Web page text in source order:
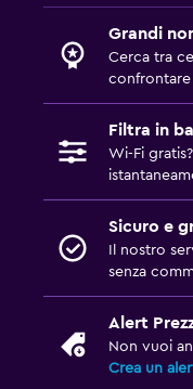
Grandi
Cerca tra
confrontare
Filtra in
Wi-Fi
Sicuro e
Il nostro
senza
Alert
Non vuoi
Crea un